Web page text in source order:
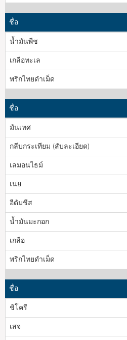
ชื่อ
น้ำมันพืช
เกลือทะเล
พริกไทยดำเม็ด
ชื่อ
มันเทศ
กลีบกระเทียม (สับละเอียด)
เลมอนไธม์
เนย
อีดัมชีส
น้ำมันมะกอก
เกลือ
พริกไทยดำเม็ด
ชื่อ
ชิโครี
เสจ